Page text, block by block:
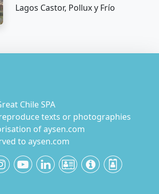
Lagos Castor, Pollux y Frío
Chile SPA
texts or photographies
of aysen.com
to aysen.com